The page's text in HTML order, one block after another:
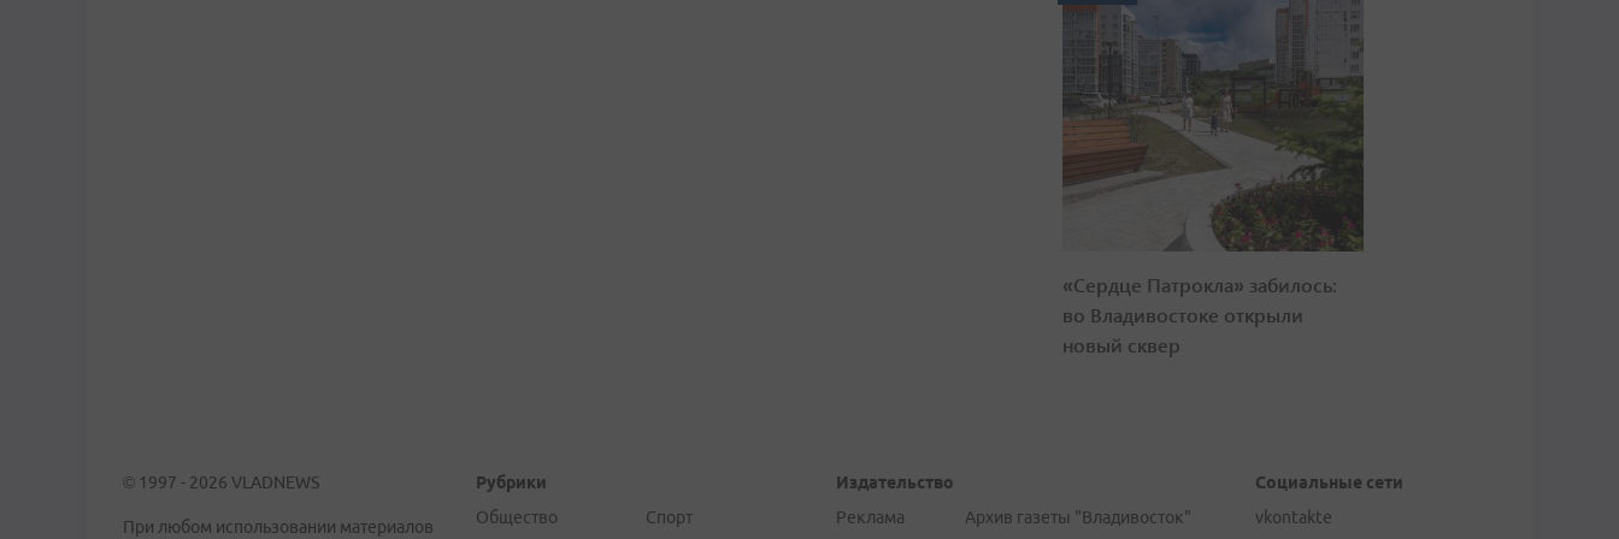
«Сердце Патрокла» забилось:
во Владивостоке открыли
новый сквер
© 1997 - 2026 VLADNEWS
При любом использовании материалов
Рубрики
Общество
Спорт
Издательство
Реклама
Архив газеты "Владивосток"
Социальные сети
vkontakte